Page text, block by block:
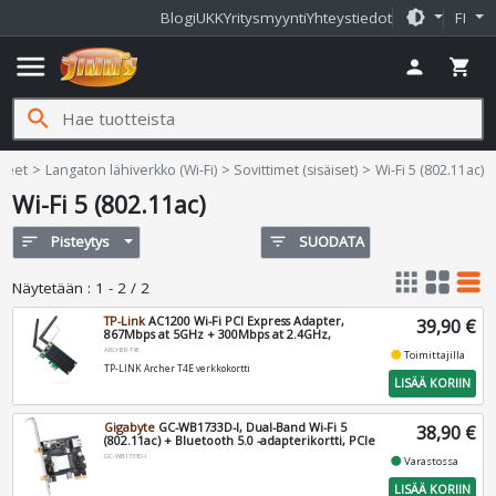
BlogiUKKYritysmyyntiYhteystiedot brightness_medium FI
menu person shopping_cart
search
Langaton lähiverkko (Wi-Fi) Sovittimet (sisäiset) Wi-Fi 5 (802.11ac)
Wi-Fi 5 (802.11ac)
sort Pisteytys filter_list SUODATA
Näytetään : 1 - 2 / 2 apps grid_view table_rows
TP-Link AC1200 Wi-Fi PCI Express Adapter,
867Mbps at 5GHz + 300Mbps at 2.4GHz,
ARCHER-T4E
TP-LINK Archer T4E verkkokortti
39,90 €
fiber_manual_recordToimittajilla
LISÄÄ KORIIN
Gigabyte GC-WB1733D-I, Dual-Band Wi-Fi 5
(802.11ac) + Bluetooth 5.0 -adapterikortti, PCIe
GC-WB1733D-I
38,90 €
fiber_manual_recordVarastossa
LISÄÄ KORIIN